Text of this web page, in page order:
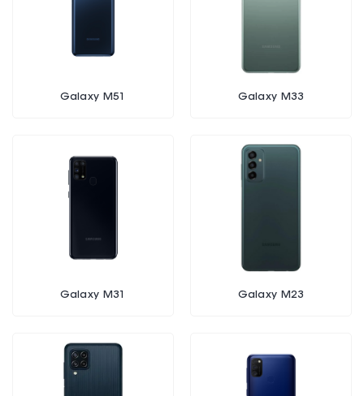
Galaxy M51 Galaxy M33
Galaxy M31 Galaxy M23